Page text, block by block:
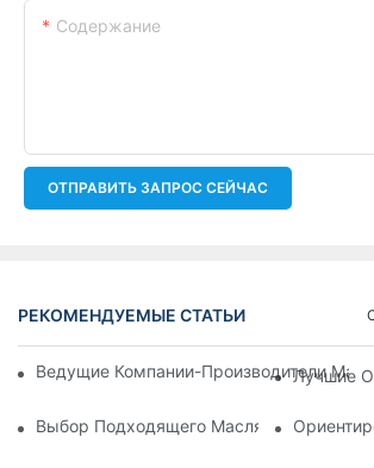
Содержание
ОТПРАВИТЬ ЗАПРОС СЕЙЧАС
РЕКОМЕНДУЕМЫЕ СТАТЬИ
Ведущие Компании-Производители
Лучшие
Выбор Подходящего Масляного